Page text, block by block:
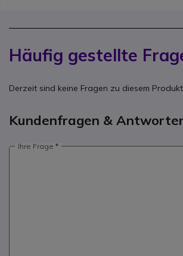
Häufig gestellte
Derzeit sind keine Fragen zu diesem
Kundenfragen &
Ihre Frage